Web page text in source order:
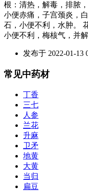
根：清热，解毒，排脓
小便赤痛，子宫颈炎，
石，小便不利，水肿。
小便不利，梅核气，并
发布于 2022-01-13
常见中药材
丁香
三七
人参
兰花
升麻
卫矛
地黄
大黄
当归
扁豆